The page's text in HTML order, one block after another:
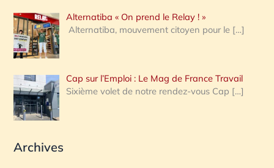
Alternatiba « On prend le Relay ! »
Alternatiba, mouvement citoyen pour le […]
Cap sur l’Emploi : Le Mag de France Travail
Sixième volet de notre rendez-vous Cap […]
Archives